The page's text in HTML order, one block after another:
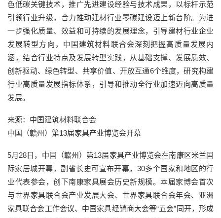
色低碳关键技术，推广先进建设经验与技术成果，以标杆示范
引领行业升级，合力推动建材行业零碳建设迈上新台阶。为进
一步强化质量、效益和可持续的发展理念，引导建材行业企业
发展转型方向，中国建筑材料联合会深刻把握高质量发展内
涵，结合行业特点及发展转型实践，从基础支撑、发展质效、
创新驱动、绿色转型、共享价值、开放互通6个维度，研究构建
行业高质量发展指标体系，引导和推动全行业加速迈向高质量
发展。
来源：中国建筑材料联合会
中国（赣州）第13届家具产业博览会开幕
5月28日，中国（赣州）第13届家具产业博览会在南康区米兰国
际家居城开幕，副省长史可宣布开幕，30多个国家和地区的行
业代表参会，创下南康家具展会历史新规模。本届家博会首次
与世界家具联合会产业发展大会、世界家具联合会年会、亚洲
家具联合会工作会议、中国家具经销商大会等“五会”同开，形成